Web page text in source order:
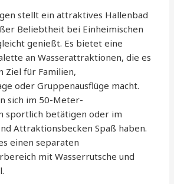
stellt ein attraktives Hallenbad
Beliebtheit bei Einheimischen
genießt. Es bietet eine
an Wasserattraktionen, die es
Ziel für Familien,
oder Gruppenausflüge macht.
sich im 50-Meter-
sportlich betätigen oder im
Attraktionsbecken Spaß haben.
einen separaten
mit Wasserrutsche und